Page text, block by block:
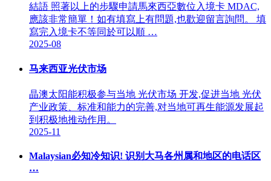
結語 照著以上的步驟申請馬來西亞數位入境卡 MDAC,
應該非常簡單！如有填寫上有問題,也歡迎留言詢問。 填
寫完入境卡不等同於可以順 …
2025-08
马来西亚光伏市场
晶澳太阳能积极参与当地 光伏市场 开发,促进当地 光伏
产业政策、标准和能力的完善,对当地可再生能源发展起
到积极地推动作用。
2025-11
Malaysian必知冷知识! 识别大马各州属和地区的电话区
…